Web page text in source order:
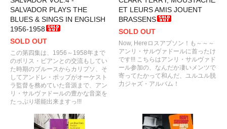
SALVADOR PLAYS THE
BLUES & SINGS IN ENGLISH
1956-1958
SOLD OUT
この第四集は、1956～1958年まで
のボリス・ビアンとの交流もしてい
た時期のブルースからカリプソ、そ
してアンドレ・ポップがオーケスト
ラ監督を務めていた音源まで、アン
リ・サルヴァドールの豊かな音楽を
たっぷり堪能出来ますっ!!!
ET LEURS AMIS JOUENT
BRASSENS
SOLD OUT
Now, Hereロスアプソン！も～～～
アンリ・サルヴァドールに首ったけ
です!!! こちらはアンリ・サルヴァド
ール参加の、なんだか凄いメンツで
寄ってたかって和んだ、ユルユル脱
力ジャズ・アルバム！